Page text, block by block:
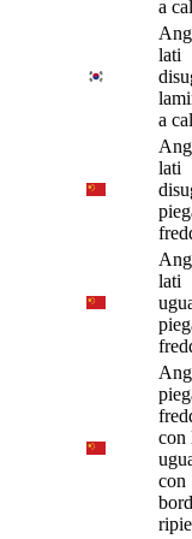
a
lati
a
lati
lati
con
con